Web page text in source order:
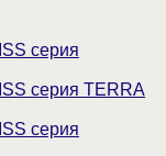
серия
серия TERRA
серия